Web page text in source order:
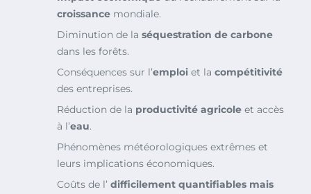
croissance mondiale.
Diminution de la séquestration de carbone
dans les forêts.
Conséquences sur l’emploi et la compétitivité
des entreprises.
Réduction de la productivité agricole et accès
à l’eau.
Phénomènes météorologiques extrêmes et
leurs implications économiques.
Coûts de l’ difficilement quantifiables mais